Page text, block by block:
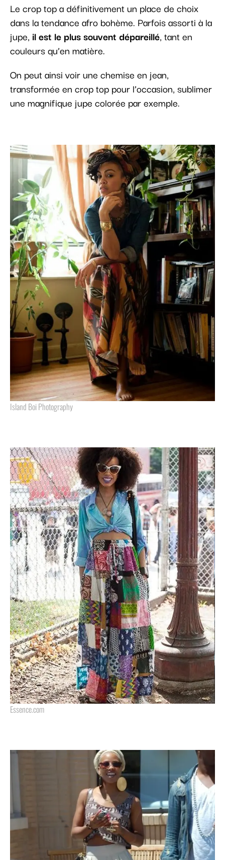
Le crop top a définitivement un place de choix
dans la tendance afro bohème. Parfois assorti à la
jupe, il est le plus souvent dépareillé, tant en
couleurs qu’en matière.
On peut ainsi voir une chemise en jean,
transformée en crop top pour l’occasion, sublimer
une magnifique jupe colorée par exemple.
Island Boi Photography
Essence.com